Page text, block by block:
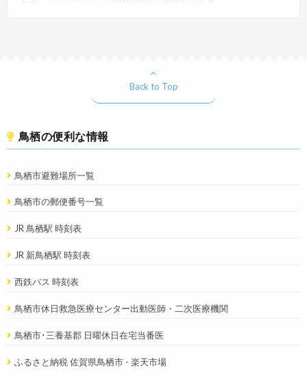
Back to Top
鳥栖の便利な情報
鳥栖市避難場所一覧
鳥栖市の郵便番号一覧
JR 鳥栖駅 時刻表
JR 新鳥栖駅 時刻表
西鉄バス 時刻表
鳥栖市休日救急医療センター出動医師・二次医療機関
鳥栖市･三養基郡 日曜休日在宅当番医
ふるさと納税 佐賀県鳥栖市 - 楽天市場